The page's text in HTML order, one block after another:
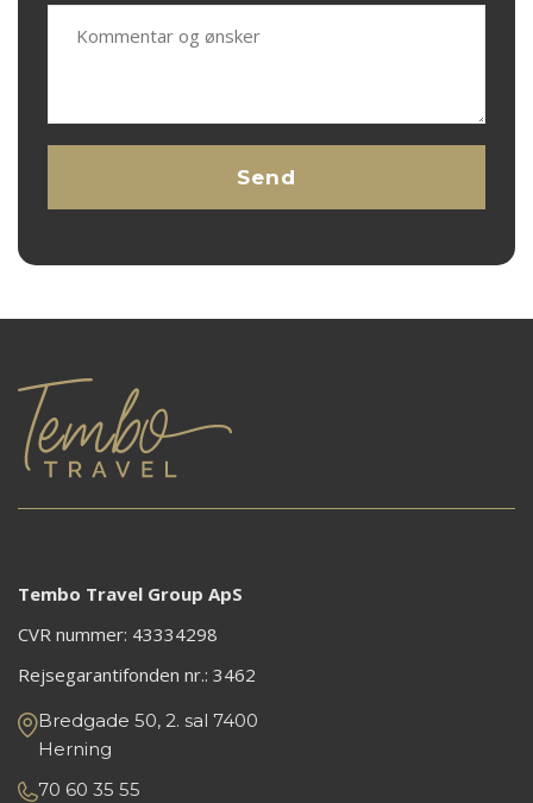
Tembo Travel Group ApS
CVR nummer: 43334298
Rejsegarantifonden nr.: 3462
Bredgade 50, 2. sal 7400
Herning
70 60 35 55